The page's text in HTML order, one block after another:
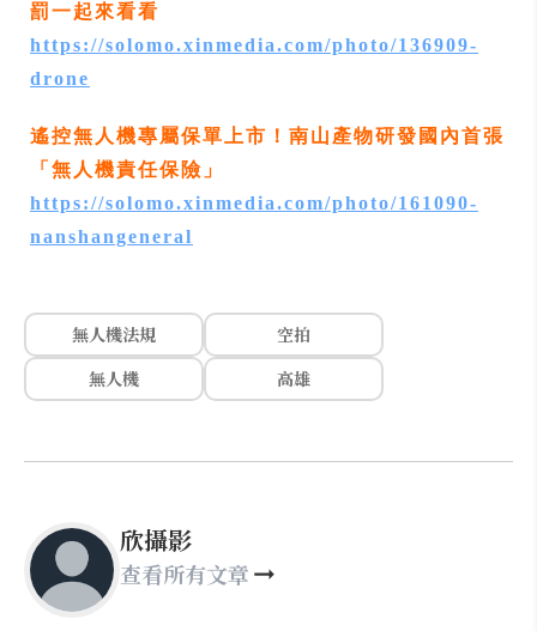
罰一起來看看
https://solomo.xinmedia.com/photo/136909-
drone
遙控無人機專屬保單上市！南山產物研發國內首張
「無人機責任保險」
https://solomo.xinmedia.com/photo/161090-
nanshangeneral
無人機法規
空拍
無人機
高雄
欣攝影
查看所有文章